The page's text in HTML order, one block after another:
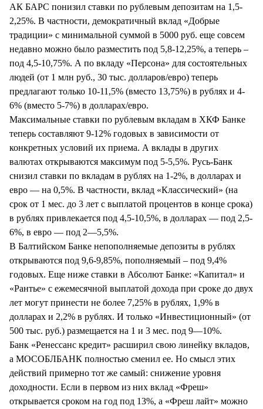
АК БАРС понизил ставки по рублевым депозитам на 1,5-
2,25%. В частности, демократичный вклад «Добрые
традиции» с минимальной суммой в 5000 руб. еще совсем
недавно можно было разместить под 5,8-12,25%, а теперь –
под 4,5-10,75%. А по вкладу «Персона» для состоятельных
людей (от 1 млн руб., 30 тыс. долларов/евро) теперь
предлагают только 10-11,5% (вместо 13,75%) в рублях и 4-
6% (вместо 5-7%) в долларах/евро.
Максимальные ставки по рублевым вкладам в ХКФ Банке
теперь составляют 9-12% годовых в зависимости от
конкретных условий их приема. А вклады в других
валютах открываются максимум под 5-5,5%. Русь-Банк
снизил ставки по вкладам в рублях на 1-2%, в долларах и
евро — на 0,5%. В частности, вклад «Классический» (на
срок от 1 мес. до 3 лет с выплатой процентов в конце срока)
в рублях привлекается под 4,5-10,5%, в долларах — под 2,5-
6%, в евро — под 2—5,5%.
В Балтийском Банке непополняемые депозиты в рублях
открываются под 9,6-9,85%, пополняемый – под 9,4%
годовых. Еще ниже ставки в Абсолют Банке: «Капитал» и
«Рантье» с ежемесячной выплатой дохода при сроке до двух
лет могут принести не более 7,25% в рублях, 1,9% в
долларах и 2,2% в рублях. И только «Инвестиционный» (от
500 тыс. руб.) размещается на 1 и 3 мес. под 9—10%.
Банк «Ренессанс кредит» расширил свою линейку вкладов,
а МОСОБЛБАНК полностью сменил ее. Но смысл этих
действий примерно тот же самый: снижение уровня
доходности. Если в первом из них вклад «Фреш»
открывается сроком на год под 13%, а «Фреш лайт» можно